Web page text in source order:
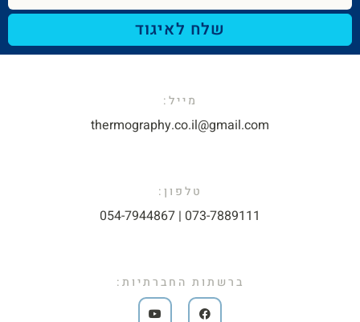
שלח לאיגוד
מייל:​
thermography.co.il@gmail.com​
טלפון:
073-7889111 | 054-7944867​
ברשתות החברתיות: